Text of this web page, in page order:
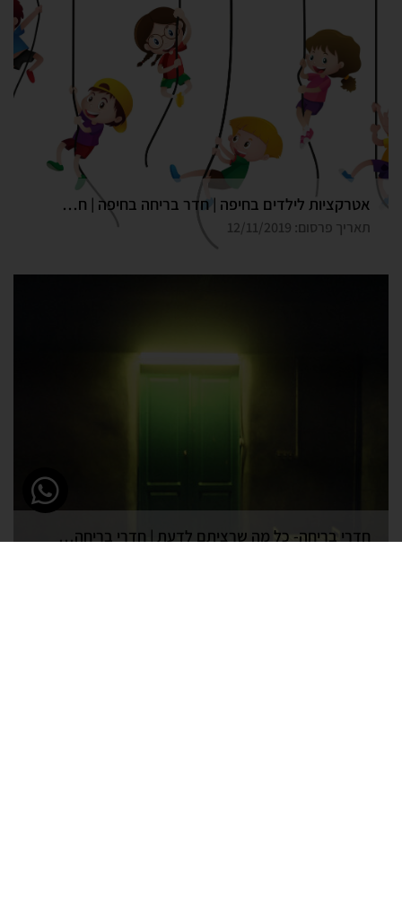
אטרקציות לילדים בחיפה | חדר בריחה בחיפה | חדר בריחה דרך המלך
תאריך פרסום: 12/11/2019
חדרי בריחה- כל מה שרציתם לדעת | חדרי בריחה בקריות